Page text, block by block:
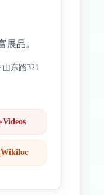
展品。
东路321
Videos
Wikiloc